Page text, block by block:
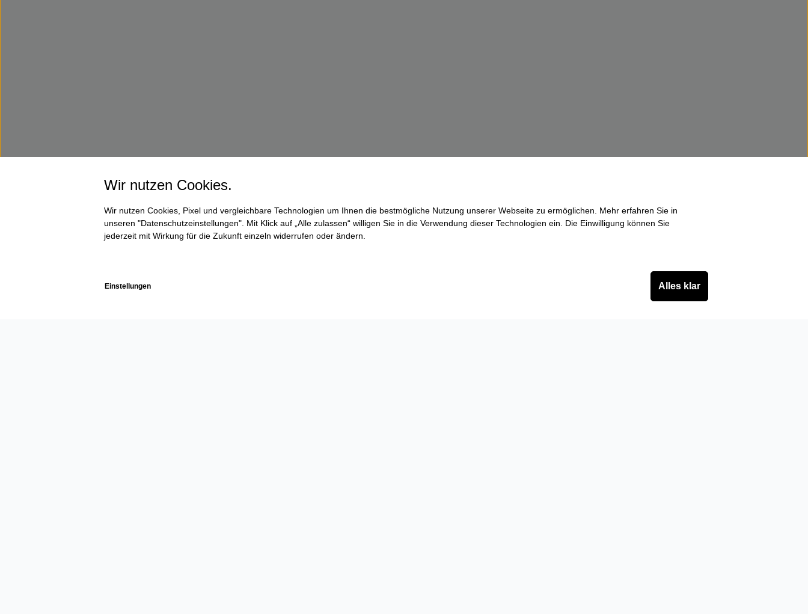
Wir nutzen Cookies.
Wir nutzen Cookies, Pixel und vergleichbare Technologien um Ihnen die bestmögliche Nutzung unserer Webseite zu ermöglichen. Mehr erfahren Sie in
unseren "Datenschutzeinstellungen". Mit Klick auf „Alle zulassen“ willigen Sie in die Verwendung dieser Technologien ein. Die Einwilligung können Sie
jederzeit mit Wirkung für die Zukunft einzeln widerrufen oder ändern.
Einstellungen Alles klar